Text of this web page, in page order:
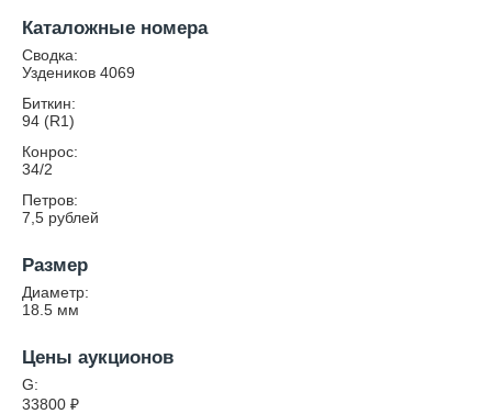
Каталожные номера
Сводка:
Уздеников 4069
Биткин:
94 (R1)
Конрос:
34/2
Петров:
7,5 рублей
Размер
Диаметр:
18.5 мм
Цены аукционов
G:
33800 ₽